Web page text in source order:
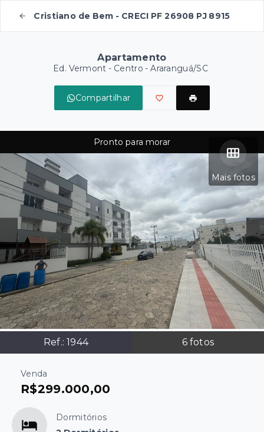
Cristiano de Bem - CRECI PF 26908 PJ 8915
Apartamento
Ed. Vermont - Centro - Araranguá/SC
Compartilhar
Mais fotos
Ref.: 1944 6 fotos
Pronto para morar
Venda
R$299.000,00
Dormitórios